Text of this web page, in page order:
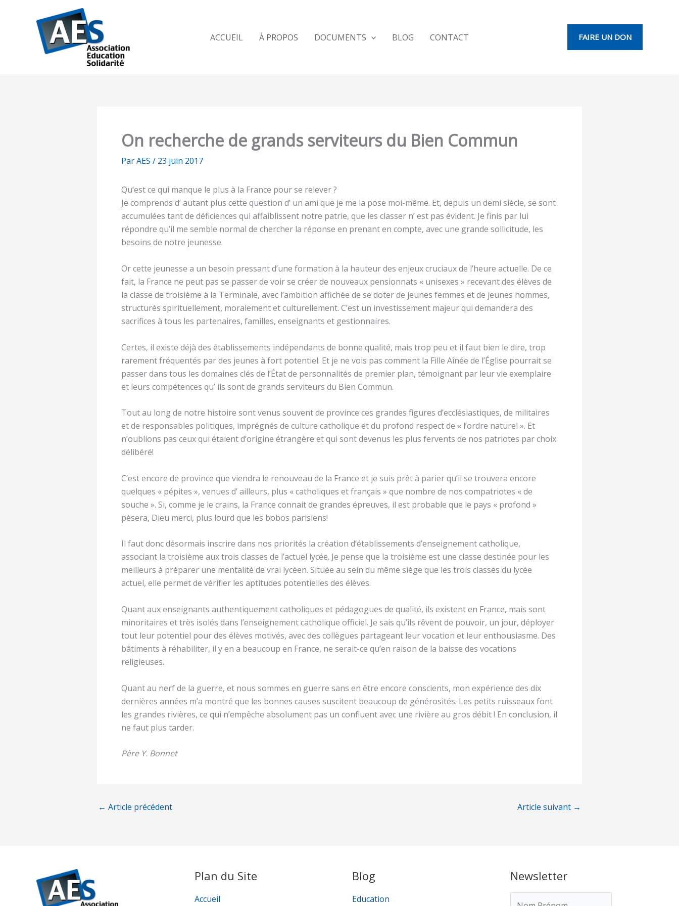
ACCUEIL À PROPOS DOCUMENTS BLOG CONTACT FAIRE UN DON
On recherche de grands serviteurs du Bien Commun
ParAES / 23 juin 2017
Qu’est ce qui manque le plus à la France pour se relever ?
Je comprends d’ autant plus cette question d’ un ami que je me la pose moi-même. Et, depuis un demi siècle, se sont
accumulées tant de déficiences qui affaiblissent notre patrie, que les classer n’ est pas évident. Je finis par lui
répondre qu’il me semble normal de chercher la réponse en prenant en compte, avec une grande sollicitude, les
besoins de notre jeunesse.
Or cette jeunesse a un besoin pressant d’une formation à la hauteur des enjeux cruciaux de l’heure actuelle. De ce
fait, la France ne peut pas se passer de voir se créer de nouveaux pensionnats « unisexes » recevant des élèves de
la classe de troisième à la Terminale, avec l’ambition affichée de se doter de jeunes femmes et de jeunes hommes,
structurés spirituellement, moralement et culturellement. C’est un investissement majeur qui demandera des
sacrifices à tous les partenaires, familles, enseignants et gestionnaires.
Certes, il existe déjà des établissements indépendants de bonne qualité, mais trop peu et il faut bien le dire, trop
rarement fréquentés par des jeunes à fort potentiel. Et je ne vois pas comment la Fille Aînée de l’Église pourrait se
passer dans tous les domaines clés de l’État de personnalités de premier plan, témoignant par leur vie exemplaire
et leurs compétences qu’ ils sont de grands serviteurs du Bien Commun.
Tout au long de notre histoire sont venus souvent de province ces grandes figures d’ecclésiastiques, de militaires
et de responsables politiques, imprégnés de culture catholique et du profond respect de « l’ordre naturel ». Et
n’oublions pas ceux qui étaient d’origine étrangère et qui sont devenus les plus fervents de nos patriotes par choix
délibéré!
C’est encore de province que viendra le renouveau de la France et je suis prêt à parier qu’il se trouvera encore
quelques « pépites », venues d’ ailleurs, plus « catholiques et français » que nombre de nos compatriotes « de
souche ». Si, comme je le crains, la France connait de grandes épreuves, il est probable que le pays « profond »
pèsera, Dieu merci, plus lourd que les bobos parisiens!
Il faut donc désormais inscrire dans nos priorités la création d’établissements d’enseignement catholique,
associant la troisième aux trois classes de l’actuel lycée. Je pense que la troisième est une classe destinée pour les
meilleurs à préparer une mentalité de vrai lycéen. Située au sein du même siège que les trois classes du lycée
actuel, elle permet de vérifier les aptitudes potentielles des élèves.
Quant aux enseignants authentiquement catholiques et pédagogues de qualité, ils existent en France, mais sont
minoritaires et très isolés dans l’enseignement catholique officiel. Je sais qu’ils rêvent de pouvoir, un jour, déployer
tout leur potentiel pour des élèves motivés, avec des collègues partageant leur vocation et leur enthousiasme. Des
bâtiments à réhabiliter, il y en a beaucoup en France, ne serait-ce qu’en raison de la baisse des vocations
religieuses.
Quant au nerf de la guerre, et nous sommes en guerre sans en être encore conscients, mon expérience des dix
dernières années m’a montré que les bonnes causes suscitent beaucoup de générosités. Les petits ruisseaux font
les grandes rivières, ce qui n’empêche absolument pas un confluent avec une rivière au gros débit ! En conclusion, il
ne faut plus tarder.
Père Y. Bonnet
← Article précédent Article suivant →
Plan du Site
Accueil
Blog
Education
Newsletter